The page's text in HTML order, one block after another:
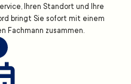
Ihren Standort und Ihre
bringt Sie sofort mit einem
Fachmann zusammen.